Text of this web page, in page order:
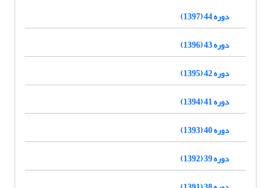
دوره 44 (1397)
دوره 43 (1396)
دوره 42 (1395)
دوره 41 (1394)
دوره 40 (1393)
دوره 39 (1392)